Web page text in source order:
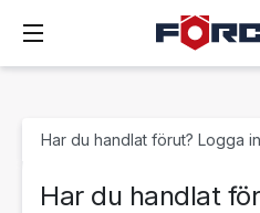
Har du handlat förut? Logga in
Har du handlat